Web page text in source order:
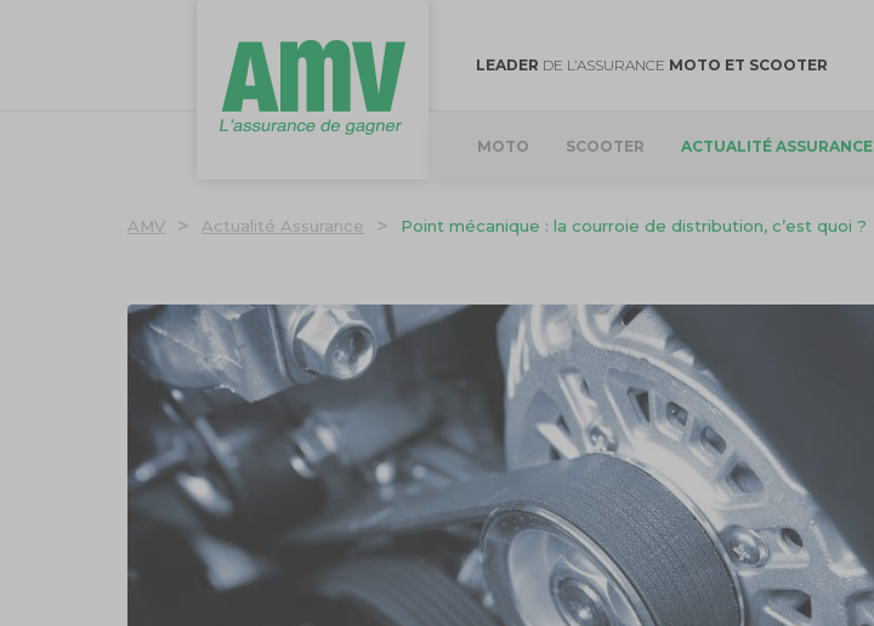
LEADER DE L’ASSURANCE MOTO ET SCOOTER
MOTO SCOOTER ACTUALITÉ ASSURANCE
AMV > Actualité Assurance > Point mécanique : la courroie de distribution, c’est quoi ?